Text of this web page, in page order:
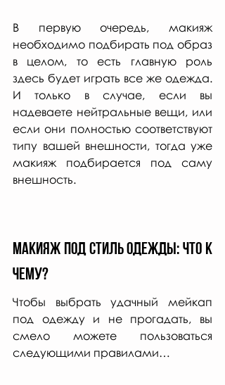
В первую очередь, макияж
необходимо подбирать под образ
в целом, то есть главную роль
здесь будет играть все же одежда.
И только в случае, если вы
надеваете нейтральные вещи, или
если они полностью соответствуют
типу вашей внешности, тогда уже
макияж подбирается под саму
внешность.
Макияж под стиль одежды: что к
чему?
Чтобы выбрать удачный мейкап
под одежду и не прогадать, вы
смело можете пользоваться
следующими правилами…